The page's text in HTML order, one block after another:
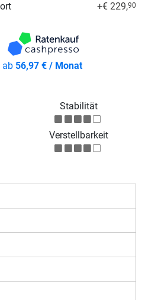
Stabilität
Verstellbarkeit
+€ 229,90
ab 56,97 € / Monat